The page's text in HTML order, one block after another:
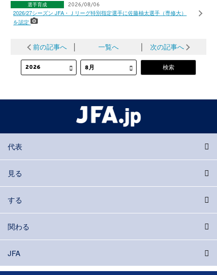
選手育成 2026/08/06
2026/27シーズン JFA・Ｊリーグ特別指定選手に佐藤柚太選手（専修大）
を認定
前の記事へ 一覧へ 次の記事へ
代表
見る
する
関わる
JFA